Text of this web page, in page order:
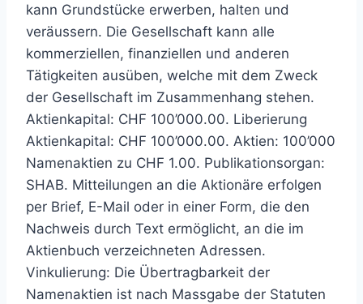
kann Grundstücke erwerben, halten und
veräussern. Die Gesellschaft kann alle
kommerziellen, finanziellen und anderen
Tätigkeiten ausüben, welche mit dem Zweck
der Gesellschaft im Zusammenhang stehen.
Aktienkapital: CHF 100’000.00. Liberierung
Aktienkapital: CHF 100’000.00. Aktien: 100’000
Namenaktien zu CHF 1.00. Publikationsorgan:
SHAB. Mitteilungen an die Aktionäre erfolgen
per Brief, E-Mail oder in einer Form, die den
Nachweis durch Text ermöglicht, an die im
Aktienbuch verzeichneten Adressen.
Vinkulierung: Die Übertragbarkeit der
Namenaktien ist nach Massgabe der Statuten